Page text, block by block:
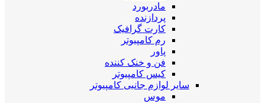
مادربورد
پردازنده
کارت گرافیک
رم کامپیوتر
پاور
فن و خنک کننده
کیس کامپیوتر
سایر لوازم جانبی کامپیوتر
موس